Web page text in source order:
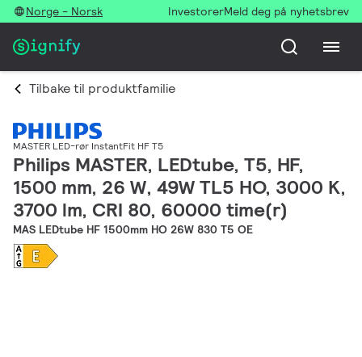
Norge - Norsk InvestorerMeld deg på nyhetsbrev
Tilbake til produktfamilie
MASTER LED-rør InstantFit HF T5
Philips MASTER, LEDtube, T5, HF,
1500 mm, 26 W, 49W TL5 HO, 3000 K,
3700 lm, CRI 80, 60000 time(r)
MAS LEDtube HF 1500mm HO 26W 830 T5 OE